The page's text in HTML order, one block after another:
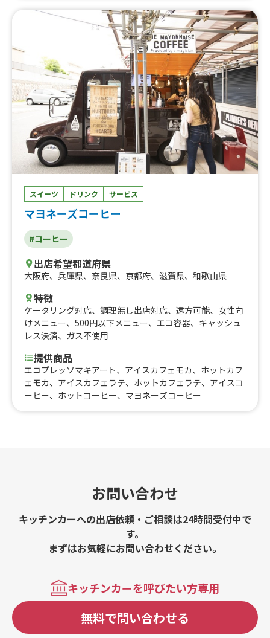
ソ エスプレッソ、エコプレッソマキアート、スペシャル
ティーカフェモカ、スペシャルティー珈琲のカフェラテ、
スペシャルティー珈琲
スイーツ ドリンク サービス
マヨネーズコーヒー
#コーヒー
出店希望都道府県
大阪府、 兵庫県、 奈良県、 京都府、 滋賀県、 和歌山県
特徴
ケータリング対応、 調理無し出店対応、 遠方可能、 女性向
けメニュー、 500円以下メニュー、 エコ容器、 キャッシュ
レス決済、 ガス不使用
提供商品
エコプレッソマキアート、アイスカフェモカ、ホットカフ
ェモカ、アイスカフェラテ、ホットカフェラテ、アイスコ
ーヒー、ホットコーヒー、マヨネーズコーヒー
お問い合わせ
キッチンカーへの出店依頼・ご相談は24時間受付中で
す。
まずはお気軽にお問い合わせください。
キッチンカーを呼びたい方専用
無料で問い合わせる